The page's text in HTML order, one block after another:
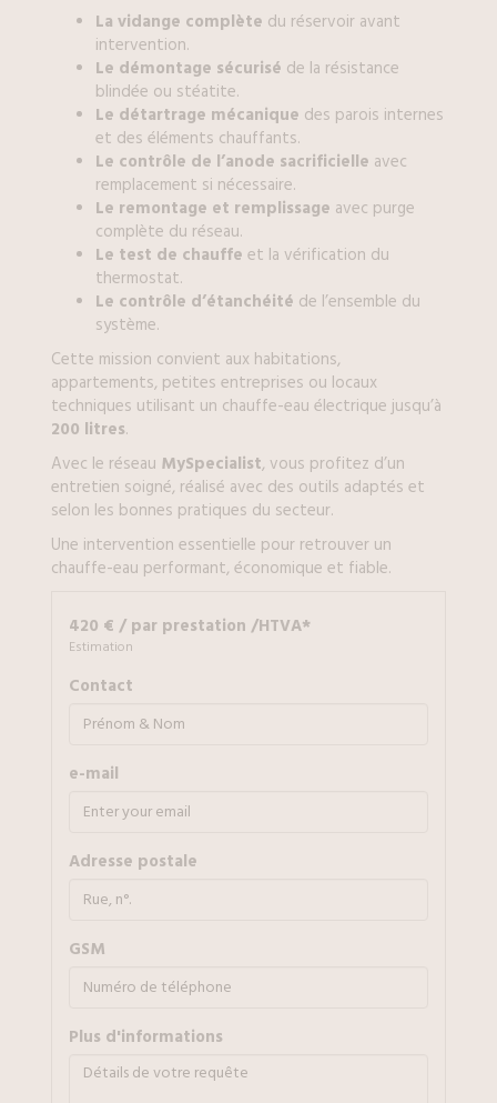
La vidange complète du réservoir avant
intervention.
Le démontage sécurisé de la résistance
blindée ou stéatite.
Le détartrage mécanique des parois internes
et des éléments chauffants.
Le contrôle de l’anode sacrificielle avec
remplacement si nécessaire.
Le remontage et remplissage avec purge
complète du réseau.
Le test de chauffe et la vérification du
thermostat.
Le contrôle d’étanchéité de l’ensemble du
système.
Cette mission convient aux habitations,
appartements, petites entreprises ou locaux
techniques utilisant un chauffe-eau électrique jusqu’à
200 litres.
Avec le réseau MySpecialist, vous profitez d’un
entretien soigné, réalisé avec des outils adaptés et
selon les bonnes pratiques du secteur.
Une intervention essentielle pour retrouver un
chauffe-eau performant, économique et fiable.
420 € / par prestation /HTVA*
Estimation
Contact
e-mail
Adresse postale
GSM
plus d'informations